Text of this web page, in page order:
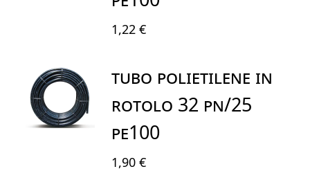
1,22 €
TUBO POLIETILENE IN
ROTOLO 32 PN/25
PE100
1,90 €